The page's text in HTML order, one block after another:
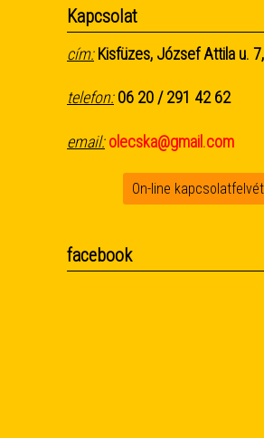
Kapcsolat
cím: Kisfüzes, József Attila u.
telefon: 06 20 / 291 42 62
email: olecska@gmail.com
On-line
facebook